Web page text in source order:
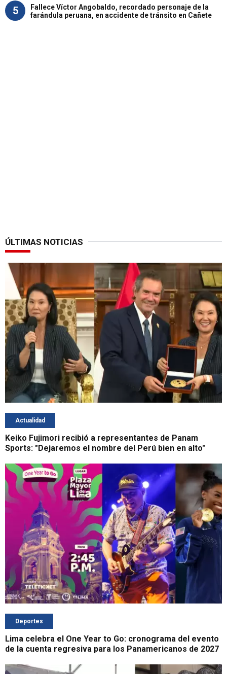
5
Fallece Víctor Angobaldo, recordado personaje de la
farándula peruana, en accidente de tránsito en Cañete
ÚLTIMAS NOTICIAS
Actualidad
Keiko Fujimori recibió a representantes de Panam
Sports: "Dejaremos el nombre del Perú bien en alto"
Deportes
Lima celebra el One Year to Go: cronograma del evento
de la cuenta regresiva para los Panamericanos de 2027